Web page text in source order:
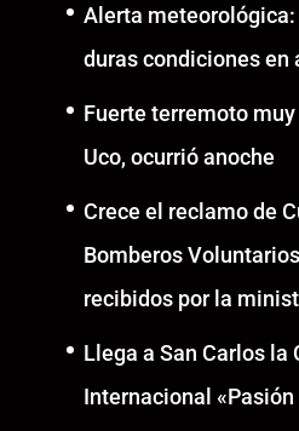
Alerta
duras condiciones en
Fuerte terremoto
Uco, ocurrió anoche
Crece el reclamo de
Bomberos
recibidos por la
Llega a San Carlos la
Internacional